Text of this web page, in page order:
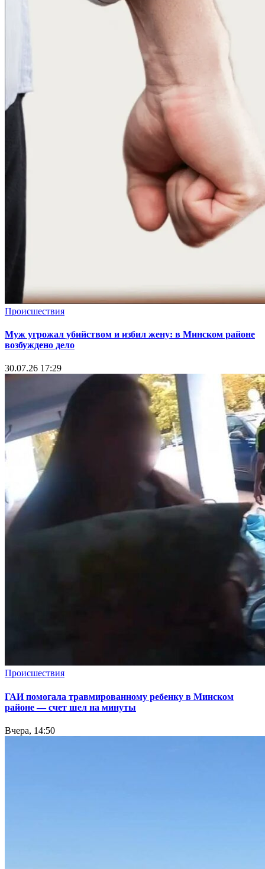
Происшествия
Муж угрожал убийством и избил жену: в Минском районе
возбуждено дело
30.07.26 17:29
Происшествия
ГАИ помогала травмированному ребенку в Минском
районе — счет шел на минуты
Вчера, 14:50